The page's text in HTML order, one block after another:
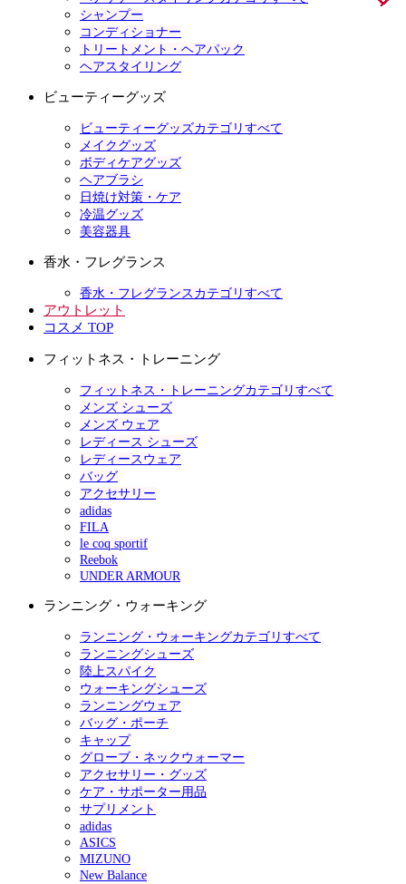
シャンプー
コンディショナー
トリートメント・ヘアパック
ヘアスタイリング
ビューティーグッズ
ビューティーグッズカテゴリすべて
メイクグッズ
ボディケアグッズ
ヘアブラシ
日焼け対策・ケア
冷温グッズ
美容器具
香水・フレグランス
香水・フレグランスカテゴリすべて
アウトレット
コスメ TOP
フィットネス・トレーニング
フィットネス・トレーニングカテゴリすべて
メンズ シューズ
メンズ ウェア
レディース シューズ
レディースウェア
バッグ
アクセサリー
adidas
FILA
le coq sportif
Reebok
UNDER ARMOUR
ランニング・ウォーキング
ランニング・ウォーキングカテゴリすべて
ランニングシューズ
陸上スパイク
ウォーキングシューズ
ランニングウェア
バッグ・ポーチ
キャップ
グローブ・ネックウォーマー
アクセサリー・グッズ
ケア・サポーター用品
サプリメント
adidas
ASICS
MIZUNO
New Balance